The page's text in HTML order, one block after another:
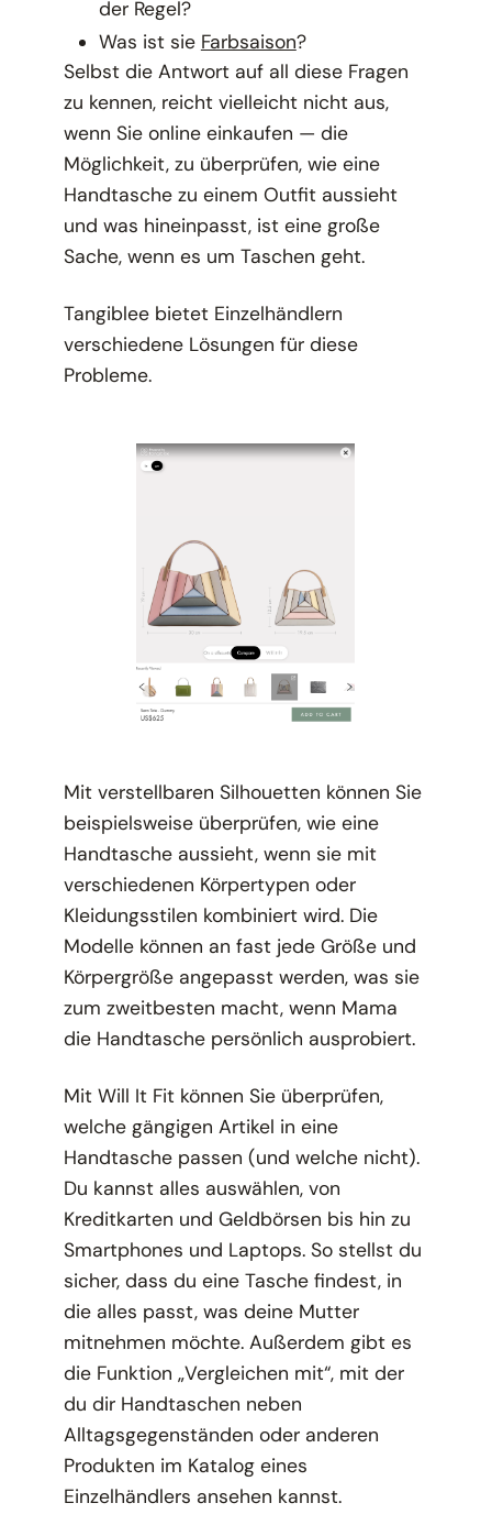
der Regel?
Was ist sie Farbsaison?
Selbst die Antwort auf all diese Fragen
zu kennen, reicht vielleicht nicht aus,
wenn Sie online einkaufen — die
Möglichkeit, zu überprüfen, wie eine
Handtasche zu einem Outfit aussieht
und was hineinpasst, ist eine große
Sache, wenn es um Taschen geht.
Tangiblee bietet Einzelhändlern
verschiedene Lösungen für diese
Probleme.
Mit verstellbaren Silhouetten können Sie
beispielsweise überprüfen, wie eine
Handtasche aussieht, wenn sie mit
verschiedenen Körpertypen oder
Kleidungsstilen kombiniert wird. Die
Modelle können an fast jede Größe und
Körpergröße angepasst werden, was sie
zum zweitbesten macht, wenn Mama
die Handtasche persönlich ausprobiert.
Mit Will It Fit können Sie überprüfen,
welche gängigen Artikel in eine
Handtasche passen (und welche nicht).
Du kannst alles auswählen, von
Kreditkarten und Geldbörsen bis hin zu
Smartphones und Laptops. So stellst du
sicher, dass du eine Tasche findest, in
die alles passt, was deine Mutter
mitnehmen möchte. Außerdem gibt es
die Funktion „Vergleichen mit“, mit der
du dir Handtaschen neben
Alltagsgegenständen oder anderen
Produkten im Katalog eines
Einzelhändlers ansehen kannst.